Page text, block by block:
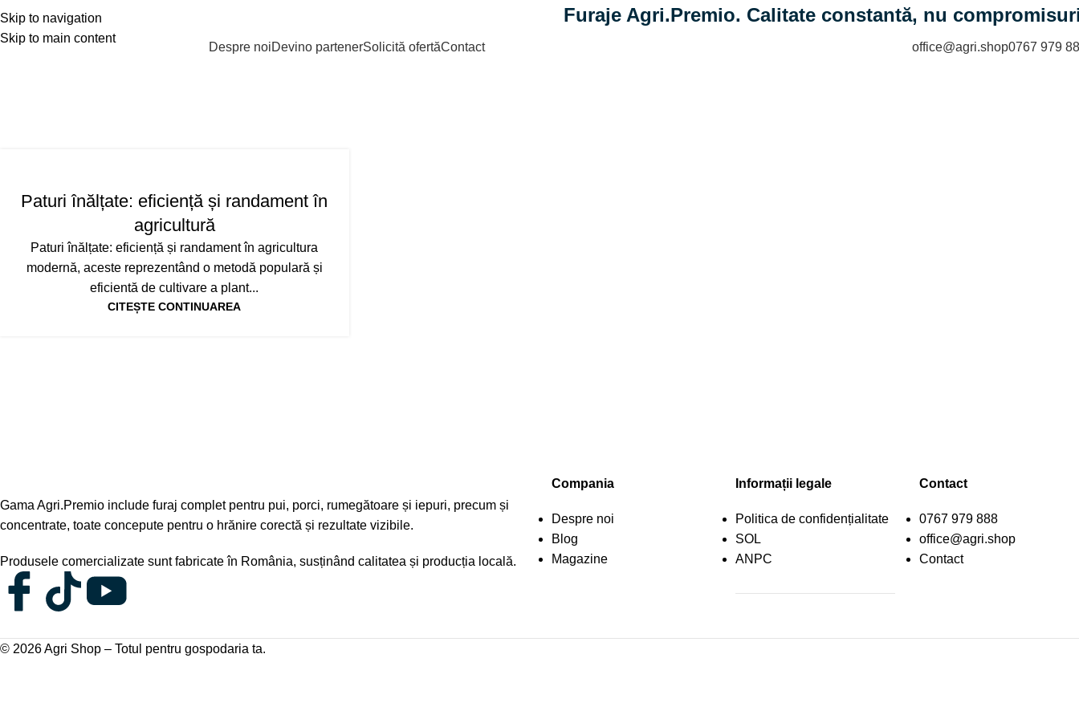
Skip to navigation
Skip to main content
Furaje Agri.Premio. Calitate constantă, nu
PRODUSE Despre noiDevino partenerSolicită ofertăContact office@agri.shop0767 979
Paturi înălțate: eficiență și randament în
agricultură
Paturi înălțate: eficiență și randament în agricultura
modernă, aceste reprezentând o metodă populară și
eficientă de cultivare a plant...
CITEȘTE CONTINUAREA
Gama Agri.Premio include furaj complet pentru pui, porci, rumegătoare și iepuri, precum și
concentrate, toate concepute pentru o hrănire corectă și rezultate vizibile.
Produsele comercializate sunt fabricate în România, susținând calitatea și producția locală.
Compania
Despre noi
Blog
Magazine
Informații legale
Politica de confidențialitate
SOL
ANPC
Contact
0767 979 888
office@agri.shop
Contact
© 2026Agri Shop – Totul pentru gospodaria ta.